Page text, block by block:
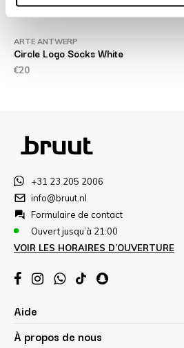
ARTE ANTWERP
Circle Logo Socks White
€20
+31 23 205 2006
info@bruut.nl
Formulaire de contact
Ouvert jusqu’à 21:00
VOIR LES HORAIRES D’OUVERTURE
Aide
À propos de nous